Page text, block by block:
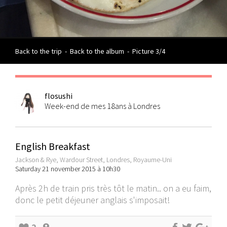
Back to the trip - Back to the album - Picture 3/4
flosushi
Week-end de mes 18ans à Londres
English Breakfast
Jackson & Rye, Wardour Street, Londres, Royaume-Uni
Saturday 21 november 2015 à 10h30
Après 2h de train pris très tôt le matin.. on a eu faim,
donc le petit déjeuner anglais s'imposait!